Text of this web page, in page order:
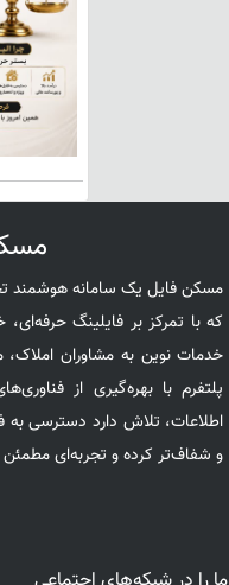
مسکن فایل یک سامانه هوشمند
که با تمرکز بر فایلینگ
خدمات نوین به مشاوران
پلتفرم با بهره‌گیری از
اطلاعات، تلاش دارد دسترسی به
و شفاف‌تر کرده و تجربه‌ای مطمئن